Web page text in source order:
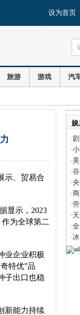
设为首页
旅游 游戏 汽
示、贸易合
显示，2023
为全球第二
业企业积极
特优”品
子出口也稳
新能力持续
娱
·
·
·
·
·
·
·
·
·
·